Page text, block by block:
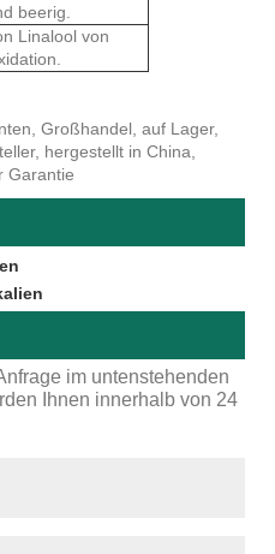
beerig.
Linalool von
Großhandel, auf Lager,
hergestellt in China,
Garantie
im untenstehenden
Ihnen innerhalb von 24